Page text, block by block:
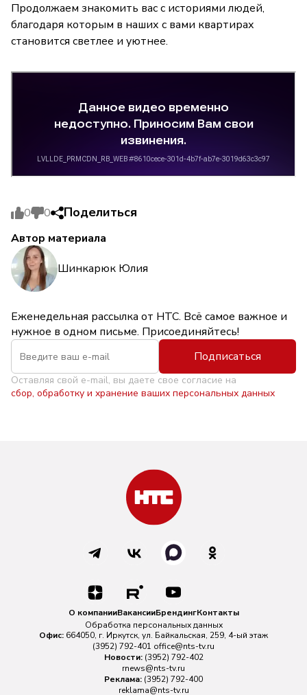
Продолжаем знакомить вас с историями людей,
благодаря которым в наших с вами квартирах
становится светлее и уютнее.
0 0 Поделиться
Автор материала
Шинкарюк Юлия
Еженедельная рассылка от НТС. Всё самое важное и
нужное в одном письме. Присоединяйтесь!
Подписаться
Оставляя свой e-mail, вы даете свое согласие на
сбор, обработку и хранение ваших персональных данных
О компанииВакансииБрендингКонтакты
Обработка персональных данных
Офис: 664050, г. Иркутск, ул. Байкальская, 259, 4-ый этаж
(3952) 792-401 office@nts-tv.ru
Новости: (3952) 792-402
rnews@nts-tv.ru
Реклама: (3952) 792-400
reklama@nts-tv.ru